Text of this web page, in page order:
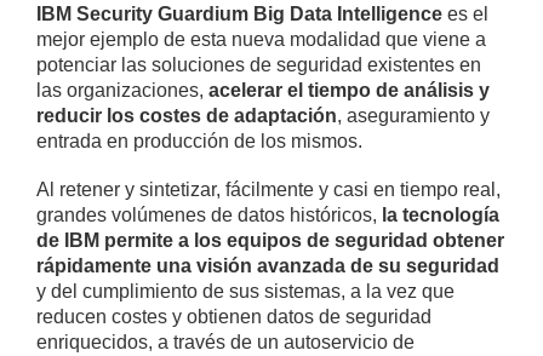
IBM Security Guardium Big Data Intelligence es el
mejor ejemplo de esta nueva modalidad que viene a
potenciar las soluciones de seguridad existentes en
las organizaciones, acelerar el tiempo de análisis y
reducir los costes de adaptación, aseguramiento y
entrada en producción de los mismos.
Al retener y sintetizar, fácilmente y casi en tiempo real,
grandes volúmenes de datos históricos, la tecnología
de IBM permite a los equipos de seguridad obtener
rápidamente una visión avanzada de su seguridad
y del cumplimiento de sus sistemas, a la vez que
reducen costes y obtienen datos de seguridad
enriquecidos, a través de un autoservicio de